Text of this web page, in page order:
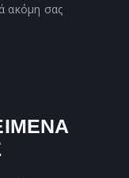
ακόμη σας